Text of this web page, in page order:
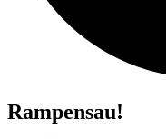
Rampensau!